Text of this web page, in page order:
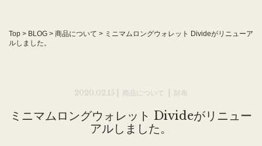
Top > BLOG > 商品について > ミニマムロングウォレット Divideがリニューア
ルしました。
2020.02.15 | 商品について 財布
ミニマムロングウォレット Divideがリニュー
アルしました。